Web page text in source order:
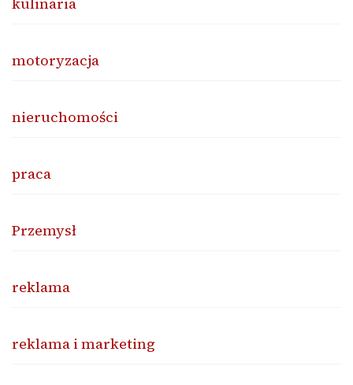
motoryzacja
nieruchomości
praca
Przemysł
reklama
reklama i marketing